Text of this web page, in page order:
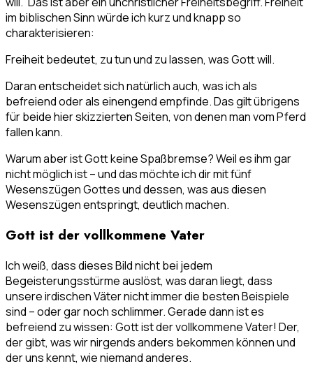
im biblischen Sinn würde ich kurz und knapp so
charakterisieren:
Freiheit bedeutet, zu tun und zu lassen, was Gott will.
Daran entscheidet sich natürlich auch, was ich als
befreiend oder als einengend empfinde. Das gilt übrigens
für beide hier skizzierten Seiten, von denen man vom Pferd
fallen kann.
Warum aber ist Gott keine Spaßbremse? Weil es ihm gar
nicht möglich ist – und das möchte ich dir mit fünf
Wesenszügen Gottes und dessen, was aus diesen
Wesenszügen entspringt, deutlich machen.
Gott ist der vollkommene Vater
Ich weiß, dass dieses Bild nicht bei jedem
Begeisterungsstürme auslöst, was daran liegt, dass
unsere irdischen Väter nicht immer die besten Beispiele
sind – oder gar noch schlimmer. Gerade dann ist es
befreiend zu wissen: Gott ist der vollkommene Vater! Der,
der gibt, was wir nirgends anders bekommen können und
der uns kennt, wie niemand anderes.